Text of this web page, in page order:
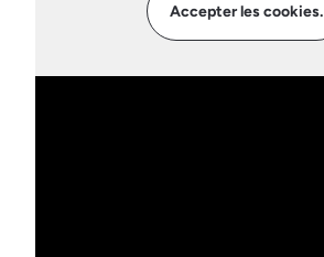
Accepter les cookies.